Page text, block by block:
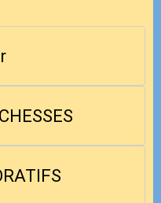
DES RICHESSES